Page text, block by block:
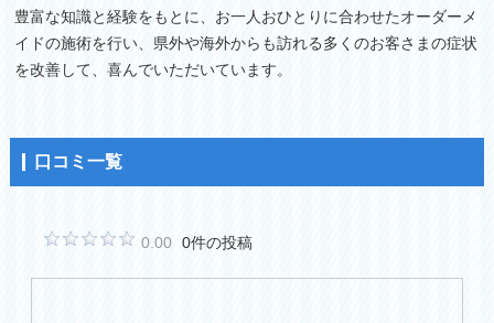
豊富な知識と経験をもとに、お一人おひとりに合わせたオーダーメ
イドの施術を行い、県外や海外からも訪れる多くのお客さまの症状
を改善して、喜んでいただいています。
口コミ一覧
0.00 0件の投稿